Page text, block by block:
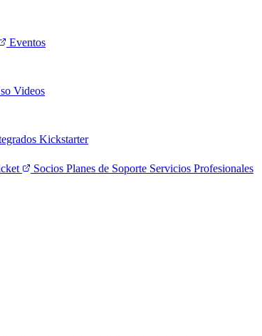
Eventos
Videos
Kickstarter
Socios Planes de Soporte Servicios Profesionales